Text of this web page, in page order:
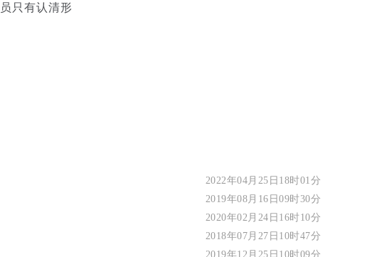
只有认清形
2022年04月25日18时01分
2019年08月16日09时30分
2020年02月24日16时10分
2018年07月27日10时47分
2019年12月25日10时09分